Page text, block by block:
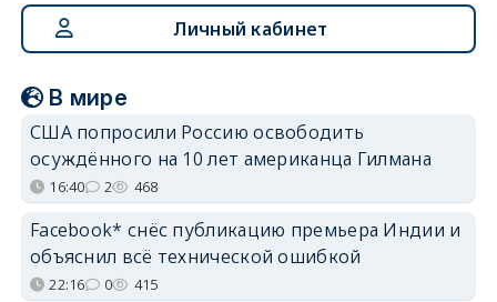
Личный кабинет
В мире
США попросили Россию освободить
осуждённого на 10 лет американца Гилмана
16:40 2 468
Facebook* снёс публикацию премьера Индии и
объяснил всё технической ошибкой
22:16 0 415